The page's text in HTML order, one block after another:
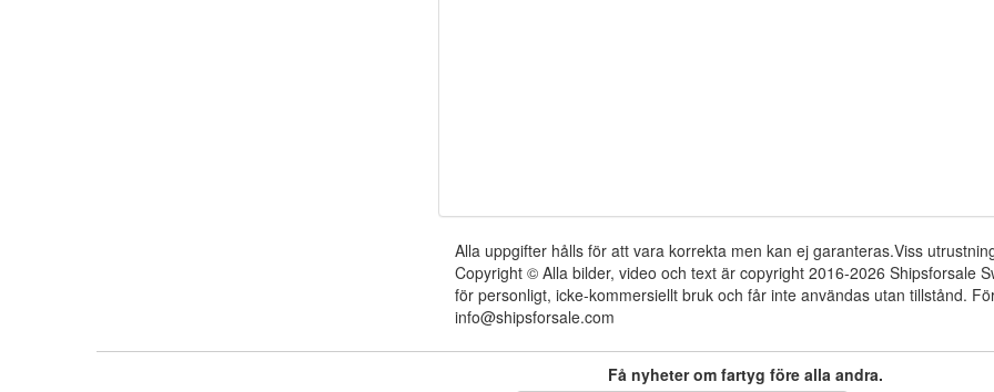
Alla uppgifter hålls för att vara korrekta men kan ej garanteras.Viss
Copyright © Alla bilder, video och text är copyright 2016-2026 Shipsforsale
för personligt, icke-kommersiellt bruk och får inte användas utan tillstånd.
info@shipsforsale.com
Få nyheter om fartyg före alla andra.